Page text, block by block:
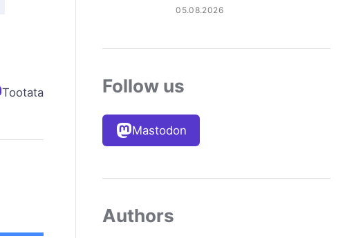
Tootata
05.08.2026
Follow us
Mastodon
Authors